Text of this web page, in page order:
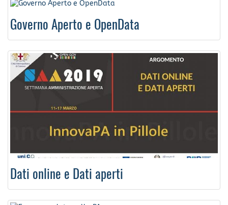
Governo Aperto e OpenData
Dati online e Dati aperti